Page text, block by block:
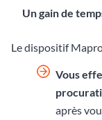
Un gain de
Le dispositif
Vous
après